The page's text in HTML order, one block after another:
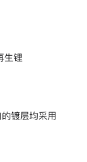
生锂
镀层均采用